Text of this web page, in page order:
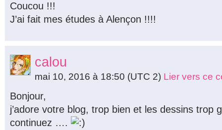
Coucou !!!
J’ai fait mes études à Alençon !!!!
calou
mai 10, 2016 à 18:50 (UTC 2) Lier vers ce
Bonjour,
j’adore votre blog, trop bien et les dessins trop
continuez ….